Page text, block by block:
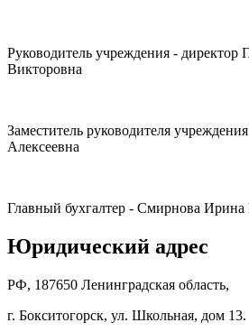
Руководитель учреждения - директор
Викторовна
Заместитель руководителя
Алексеевна
Главный бухгалтер - Смирнова Ирина
Юридический адрес
РФ, 187650 Ленинградская область,
г. Бокситогорск, ул. Школьная, дом 13.